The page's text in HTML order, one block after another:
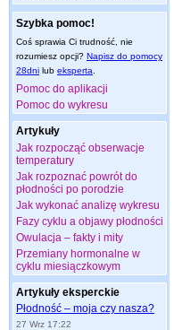
Szybka pomoc!
Coś sprawia Ci trudność, nie
rozumiesz opcji? Napisz do pomocy
28dni lub eksperta
Pomoc do aplikacji
Pomoc do wykresu
Artykuły
Jak rozpocząć obserwacje
temperatury
Jak rozpoznać powrót do
płodności po porodzie
Jak wykonać analizę wykresu
Fazy cyklu a objawy płodności
Owulacja – fakty i mity
Przemiany hormonalne w
cyklu miesiączkowym
Artykuły eksperckie
Płodność – moja czy nasza?
27 Wrz 17:22